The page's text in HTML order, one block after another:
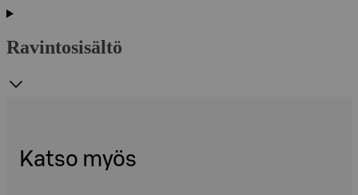
Ravintosisältö
Katso myös